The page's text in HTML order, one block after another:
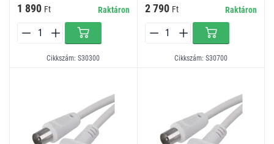
1 890 Ft Raktáron
Cikkszám: S30300
2 790 Ft Raktáron
Cikkszám: S30700